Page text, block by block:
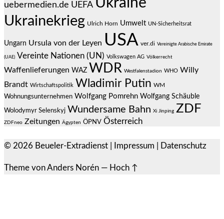
uebermedien.de UEFA
Ukrainekrieg Ulrich Horn Umwelt UN-Sicherheitsrat
Ungarn Ursula von der Leyen USA ver.di Vereinigte Arabische Emirate
(UAE) Vereinte Nationen (UN) Volkswagen AG Völkerrecht
Waffenlieferungen WAZ WDR Westfalenstadion WHO Willy
Brandt Wirtschaftspolitik Wladimir Putin WM
Wohnungsunternehmen Wolfgang Pomrehn Wolfgang Schäuble
Wolodymyr Selenskyj Wundersame Bahn Xi Jinping ZDF
ZDFneo Zeitungen Ägypten ÖPNV Österreich
© 2026 Beueler-Extradienst Impressum Datenschutz
Theme vonAnders Norén — Hoch ↑